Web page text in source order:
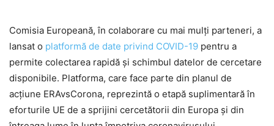
Comisia Europeană, în colaborare cu mai mulți parteneri, a
lansat o platformă de date privind COVID-19 pentru a
permite colectarea rapidă și schimbul datelor de cercetare
disponibile. Platforma, care face parte din planul de
acțiune ERAvsCorona, reprezintă o etapă suplimentară în
eforturile UE de a sprijini cercetătorii din Europa și din